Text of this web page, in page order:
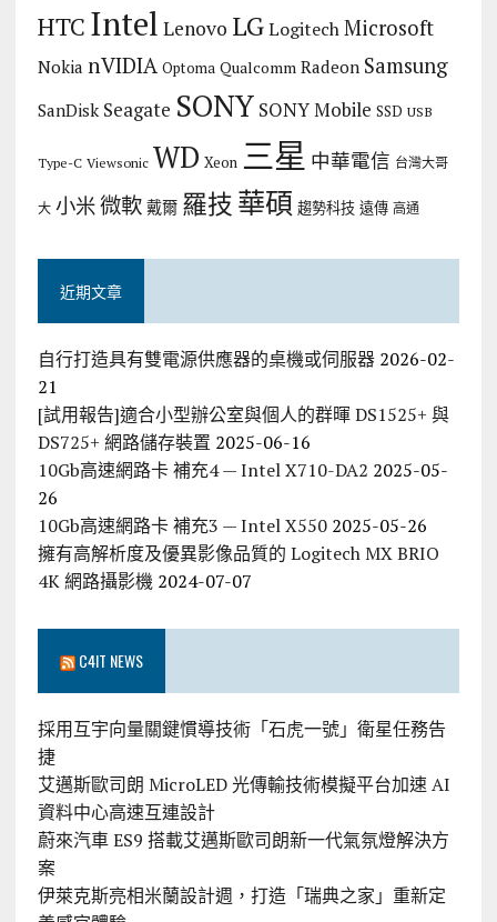
HTC Intel Lenovo LG Logitech Microsoft
Nokia nVIDIA Optoma Qualcomm Radeon Samsung
SanDisk Seagate SONY SONY Mobile SSD USB
Type-C Viewsonic WD Xeon 三星 中華電信 台灣大哥
大 小米微軟 戴爾 羅技華碩 趨勢科技 遠傳 高通
近期文章
自行打造具有雙電源供應器的桌機或伺服器 2026-02-
21
[試用報告]適合小型辦公室與個人的群暉 DS1525+ 與
DS725+ 網路儲存裝置 2025-06-16
10Gb高速網路卡 補充4 — Intel X710-DA2 2025-05-
26
10Gb高速網路卡 補充3 — Intel X550 2025-05-26
擁有高解析度及優異影像品質的 Logitech MX BRIO
4K 網路攝影機 2024-07-07
C4IT NEWS
採用互宇向量關鍵慣導技術「石虎一號」衛星任務告
捷
艾邁斯歐司朗 MicroLED 光傳輸技術模擬平台加速 AI
資料中心高速互連設計
蔚來汽車 ES9 搭載艾邁斯歐司朗新一代氣氛燈解決方
案
伊萊克斯亮相米蘭設計週，打造「瑞典之家」重新定